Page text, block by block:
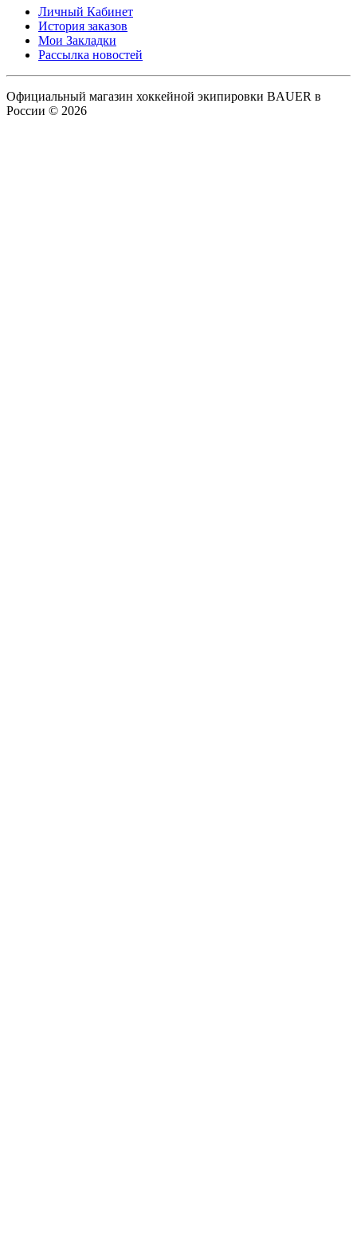
Личный Кабинет
История заказов
Мои Закладки
Рассылка новостей
Официальный магазин хоккейной экипировки BAUER в
России © 2026